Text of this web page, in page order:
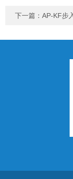
下一篇：AP-KF步